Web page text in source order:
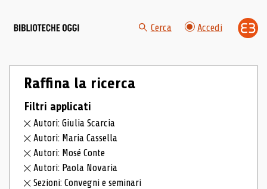
Cerca Accedi
Raffina la ricerca
Filtri applicati
Autori: Giulia Scarcia
Autori: Maria Cassella
Autori: Mosé Conte
Autori: Paola Novaria
Sezioni: Convegni e seminari